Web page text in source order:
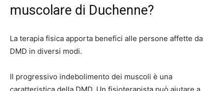
muscolare di Duchenne?
La terapia fisica apporta benefici alle persone affette da
DMD in diversi modi.
Il progressivo indebolimento dei muscoli è una
caratteristica della DMD. Un fisioterapista può aiutare a